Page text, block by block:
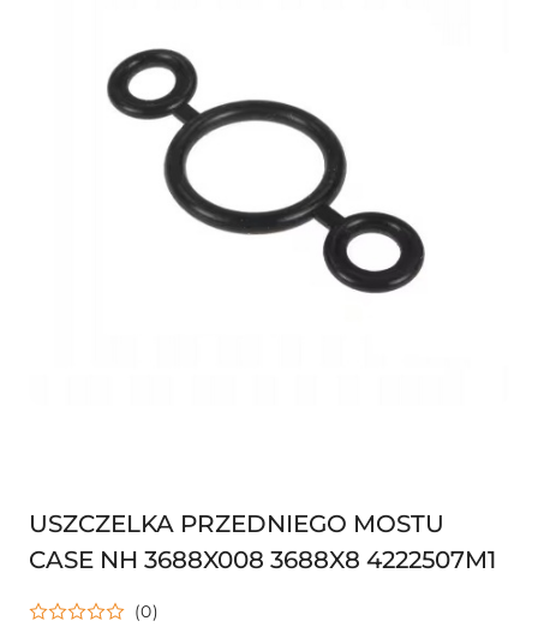
USZCZELKA PRZEDNIEGO MOSTU
CASE NH 3688X008 3688X8 4222507M1
(0)